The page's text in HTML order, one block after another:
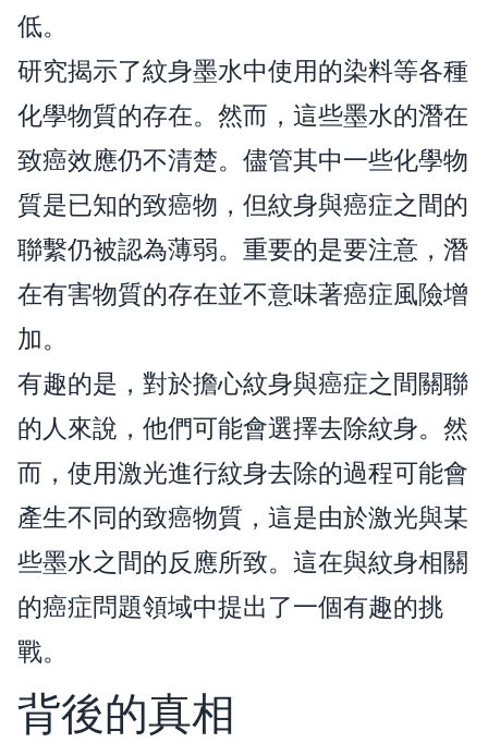
低。
研究揭示了紋身墨水中使用的染料等各種
化學物質的存在。然而，這些墨水的潛在
致癌效應仍不清楚。儘管其中一些化學物
質是已知的致癌物，但紋身與癌症之間的
聯繫仍被認為薄弱。重要的是要注意，潛
在有害物質的存在並不意味著癌症風險增
加。
有趣的是，對於擔心紋身與癌症之間關聯
的人來說，他們可能會選擇去除紋身。然
而，使用激光進行紋身去除的過程可能會
產生不同的致癌物質，這是由於激光與某
些墨水之間的反應所致。這在與紋身相關
的癌症問題領域中提出了一個有趣的挑
戰。
背後的真相